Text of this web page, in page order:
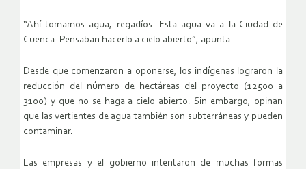
“Ahí tomamos agua, regadíos. Esta agua va a la Ciudad de
Cuenca. Pensaban hacerlo a cielo abierto”, apunta.
Desde que comenzaron a oponerse, los indígenas lograron la
reducción del número de hectáreas del proyecto (12500 a
3100) y que no se haga a cielo abierto. Sin embargo, opinan
que las vertientes de agua también son subterráneas y pueden
contaminar.
Las empresas y el gobierno intentaron de muchas formas